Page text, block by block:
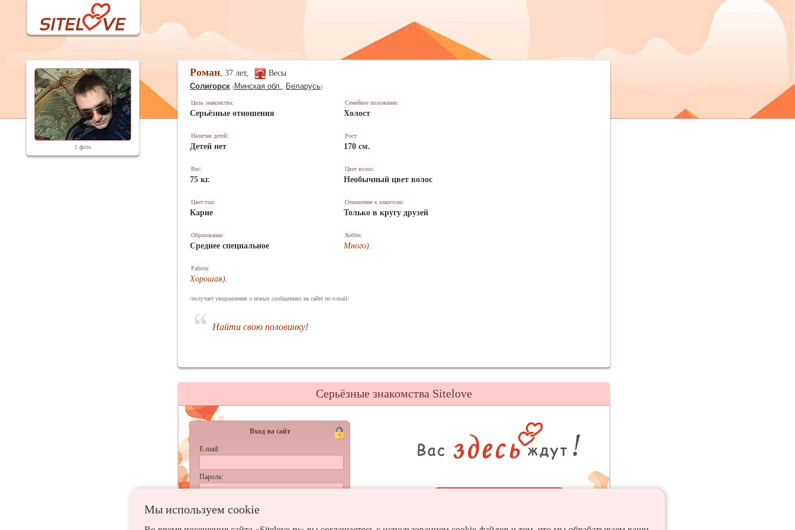
1 фото
Роман, 37 лет,
Весы
Солигорск (Минская обл. Беларусь)
Цель знакомства:
Серьёзные отношения
Семейное положение:
Холост
Наличие детей:
Детей нет
Рост:
170 см.
Вес:
75 кг.
Цвет волос:
Необычный цвет волос
Цвет глаз:
Карие
Отношение к алкоголю:
Только в кругу друзей
Образование:
Среднее специальное
Хобби:
Много).
Работа:
Хорошая).
/получает уведомления о новых сообщениях на сайте по e-mail/
Найти свою половинку!
Мы используем сookie
Серьёзные знакомства Sitelove
Вход на сайт
E-mail:
Пароль: